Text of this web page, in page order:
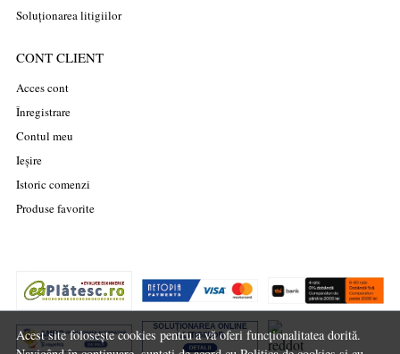
Acest site folosește cookies pentru a vă oferi funcționalitatea dorită.
Soluționarea litigiilor
CONT CLIENT
Acces cont
Înregistrare
Contul meu
Ieșire
Istoric comenzi
Produse favorite